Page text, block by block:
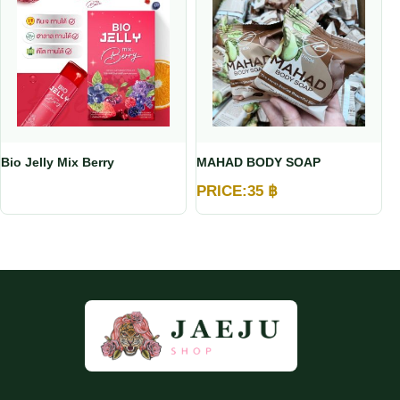
Bio Jelly Mix Berry MAHAD BODY SOAP
PRICE:35 ฿